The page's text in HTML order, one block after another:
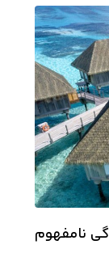
نامفهوم